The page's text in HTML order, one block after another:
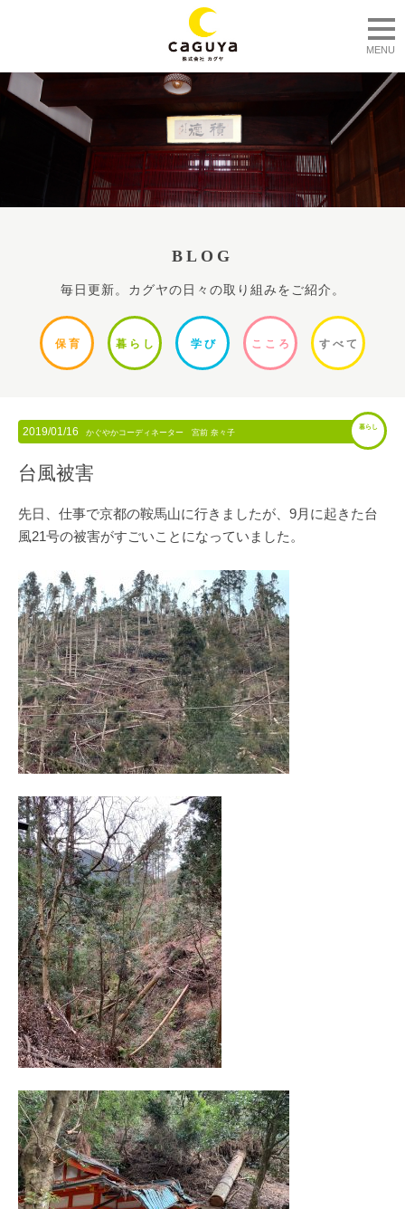
MENU
BLOG
毎日更新。カグヤの日々の取り組みをご紹介。
保 育 暮ら し 学 び ここ ろ すべて
2019/01/16 かぐやかコーディネーター 宮前 奈々子
暮らし
台風被害
先日、仕事で京都の鞍馬山に行きましたが、9月に起きた台
風21号の被害がすごいことになっていました。